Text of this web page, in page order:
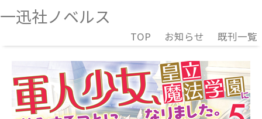
一迅社ノベルス
TOP お知らせ 既刊一覧